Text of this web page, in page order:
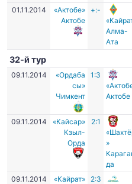
01.11.2014
«Актобе»
Актобе
+:-
Алма-
Ата
32-й тур
09.11.2014
«Ордаба
сы»
Чимкент
1:3
Актобе
09.11.2014
«Кайсар»
Кзыл-
Орда
2:1
»
да
09.11.2014
«Кайрат»
2:3